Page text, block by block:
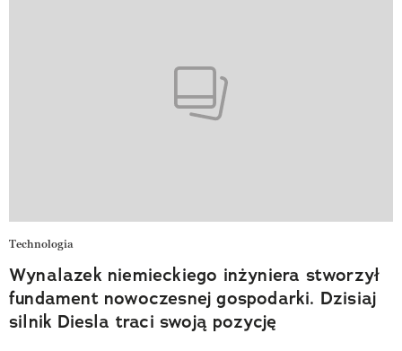
Technologia
Wynalazek niemieckiego inżyniera stworzył
fundament nowoczesnej gospodarki. Dzisiaj
silnik Diesla traci swoją pozycję